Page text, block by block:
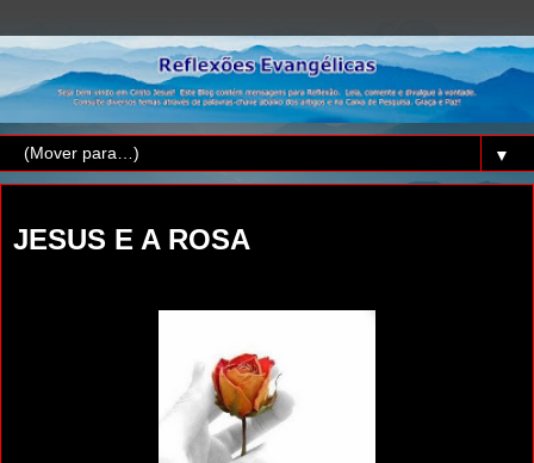
▼
JESUS E A ROSA